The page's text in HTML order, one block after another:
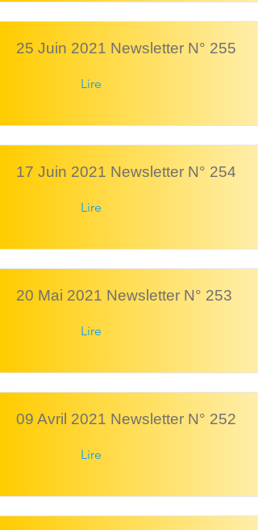
25 Juin 2021 Newsletter N° 255
Lire
17 Juin 2021 Newsletter N° 254
Lire
20 Mai 2021 Newsletter N° 253
Lire
09 Avril 2021 Newsletter N° 252
Lire